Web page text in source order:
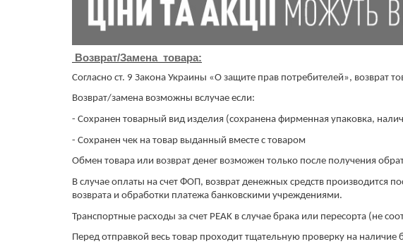
Возврат/Замена товара:
Согласно ст. 9 Закона Украины «О защите прав потребителей», возврат
Возврат/замена возможны вслучае если:
- Сохранен товарный вид изделия (сохранена фирменная упаковка,
- Сохранен чек на товар выданный вместе с товаром
Обмен товара или возврат денег возможен только после получения
​​​​​​​В случае оплаты на счет ФОП, возврат денежных средств производится
возврата и обработки платежа банковскими учреждениями.
Транспортные расходы за счет PEAK в случае брака или пересорта (не
Перед отправкой весь товар проходит тщательную проверку на наличие